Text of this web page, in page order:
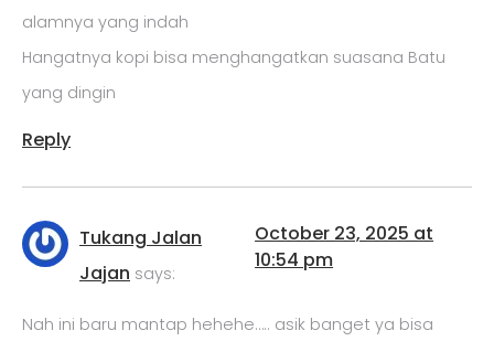
alamnya yang indah
Hangatnya kopi bisa menghangatkan suasana Batu
yang dingin
Reply
Tukang Jalan
Jajan says:
October 23, 2025 at
10:54 pm
Nah ini baru mantap hehehe….. asik banget ya bisa